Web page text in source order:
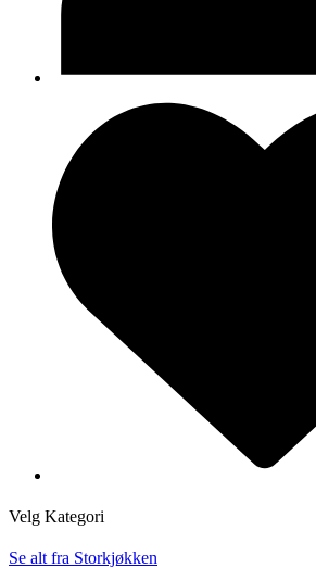
Velg Kategori
Se alt fra Storkjøkken